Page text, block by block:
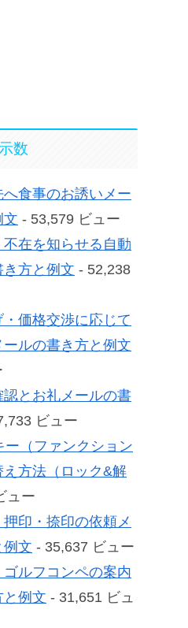
数
へ食事のお誘いメー
文 - 53,579 ビュー
不在を知らせる自動
方と例文 - 52,238
・価格交渉に応じて
ールの書き方と例文
認とお礼メールの書
ビュー
ー（ファンクション
方法（ロック&解
ュー
押印・捺印の依頼メ
例文 - 35,637 ビュー
ゴルフコンペの案内
と例文 - 31,651 ビュ